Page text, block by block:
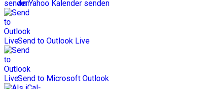
An Yahoo Kalender senden
Send to Outlook Live
Send to Microsoft Outlook